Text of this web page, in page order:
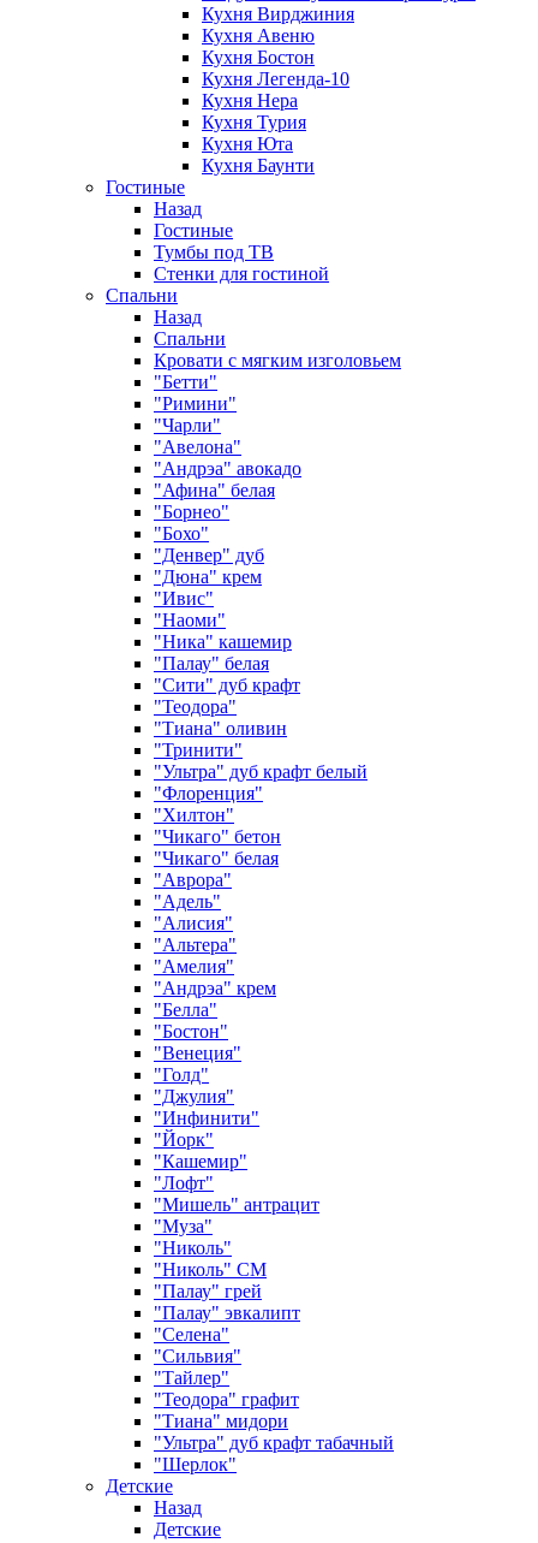
Кухня Вирджиния
Кухня Авеню
Кухня Бостон
Кухня Легенда-10
Кухня Нера
Кухня Турия
Кухня Юта
Кухня Баунти
Гостиные
Назад
Гостиные
Тумбы под ТВ
Стенки для гостиной
Спальни
Назад
Спальни
Кровати с мягким изголовьем
"Бетти"
"Римини"
"Чарли"
"Авелона"
"Андрэа" авокадо
"Афина" белая
"Борнео"
"Бохо"
"Денвер" дуб
"Дюна" крем
"Ивис"
"Наоми"
"Ника" кашемир
"Палау" белая
"Сити" дуб крафт
"Теодора"
"Тиана" оливин
"Тринити"
"Ультра" дуб крафт белый
"Флоренция"
"Хилтон"
"Чикаго" бетон
"Чикаго" белая
"Аврора"
"Адель"
"Алисия"
"Альтера"
"Амелия"
"Андрэа" крем
"Белла"
"Бостон"
"Венеция"
"Голд"
"Джулия"
"Инфинити"
"Йорк"
"Кашемир"
"Лофт"
"Мишель" антрацит
"Муза"
"Николь"
"Николь" СМ
"Палау" грей
"Палау" эвкалипт
"Селена"
"Сильвия"
"Тайлер"
"Теодора" графит
"Тиана" мидори
"Ультра" дуб крафт табачный
"Шерлок"
Детские
Назад
Детские